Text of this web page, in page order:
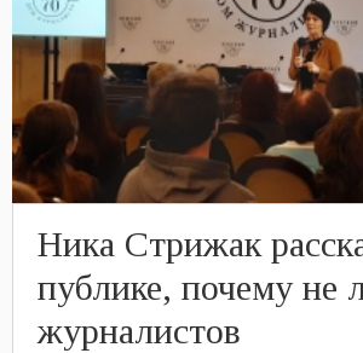
Ника Стрижак
публике, почему не
журналистов